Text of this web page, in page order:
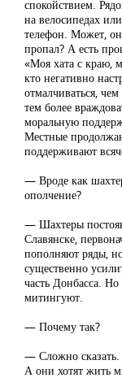
спокойствием.
на велосипедах
телефон. Может,
пропал? А есть
«Моя хата с краю,
кто негативно
отмалчиваться,
тем более
моральную
Местные
поддерживают
— Вроде как
ополчение?
— Шахтеры
Славянске,
пополняют ряды,
существенно
часть Донбасса.
митингуют.
— Почему так?
— Сложно
А они хотят жить